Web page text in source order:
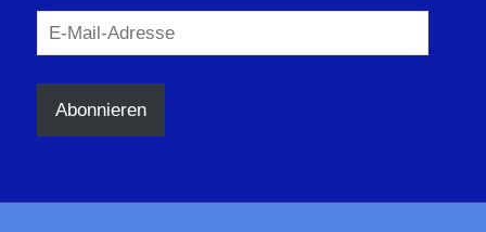
E-
Mail-
Adresse
Abonnieren